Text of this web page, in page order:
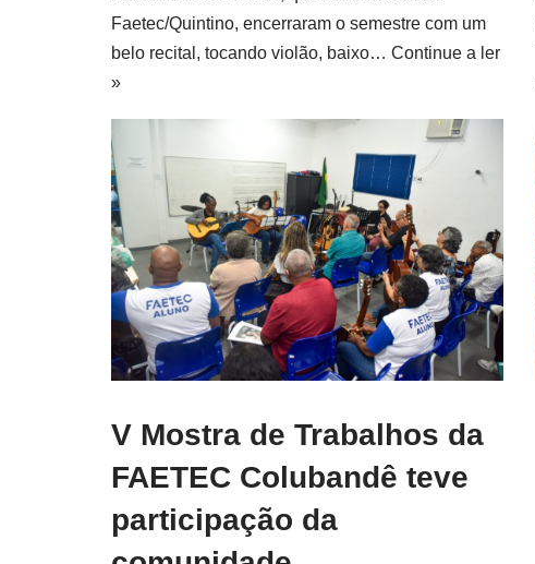
Faetec/Quintino, encerraram o semestre com um
belo recital, tocando violão, baixo… Continue a ler
»
V Mostra de Trabalhos da
FAETEC Colubandê teve
participação da